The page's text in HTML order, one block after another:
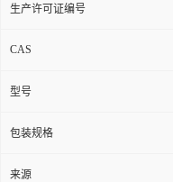
生产许可证编号
CAS
型号
包装规格
来源